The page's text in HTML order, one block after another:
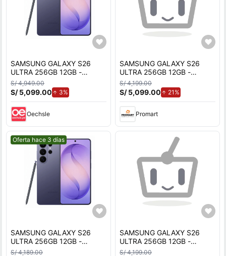
SAMSUNG GALAXY S26
ULTRA 256GB 12GB -
VIOLETA
S/ 4,949.00
S/ 5,099.00 3%
Oechsle
SAMSUNG GALAXY S26
ULTRA 256GB 12GB -
VIOLETA
S/ 4,199.00
S/ 5,099.00 21%de aumento.
Promart
Mejor precio.
Oferta hace 3 días
SAMSUNG GALAXY S26
ULTRA 256GB 12GB -
VIOLETA
S/ 4,189.00
SAMSUNG GALAXY S26
ULTRA 256GB 12GB -
VIOLETA
S/ 4,199.00